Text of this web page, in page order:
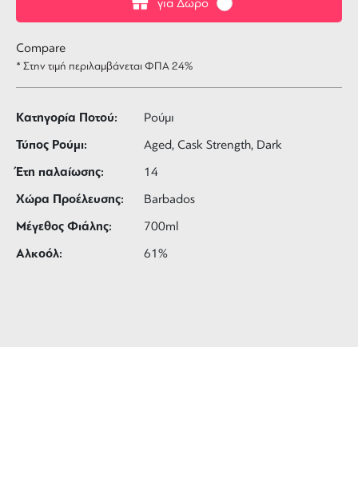
για Δώρο
Compare
* Στην τιμή περιλαμβάνεται ΦΠΑ 24%
Κατηγορία Ποτού: Ρούμι
Τύπος Ρούμι: Aged, Cask Strength, Dark
Έτη παλαίωσης: 14
Χώρα Προέλευσης: Barbados
Μέγεθος Φιάλης: 700ml
Αλκοόλ: 61%